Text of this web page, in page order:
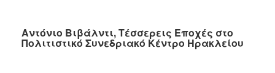
2022
2021
Αντόνιο Βιβάλντι, Τέσσερεις Εποχές στο
Πολιτιστικό Συνεδριακό Κέντρο Ηρακλείου